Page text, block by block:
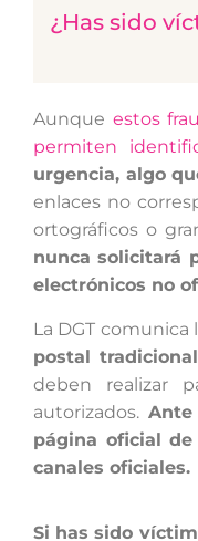
¿Has sido
Aunque estos
permiten
urgencia, algo
enlaces no
ortográficos o
nunca solicitará
electrónicos no
La DGT
postal
deben realizar
autorizados.
página oficial
canales oficiales.
Si has sido